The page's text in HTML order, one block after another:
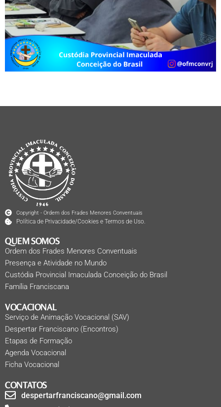
Copyright - Ordem dos Frades Menores Conventuais
Política de Privacidade/Cookies e Termos de Uso.
QUEM SOMOS
Ordem dos Frades Menores Conventuais
Presença e Atividade no Mundo
Custódia Provincial Imaculada Conceição do Brasil
Família Franciscana
VOCACIONAL
Serviço de Animação Vocacional (SAV)
Despertar Franciscano (Encontros)
Etapas de Formação
Agenda Vocacional
Ficha Vocacional
CONTATOS
despertarfranciscano@gmail.com